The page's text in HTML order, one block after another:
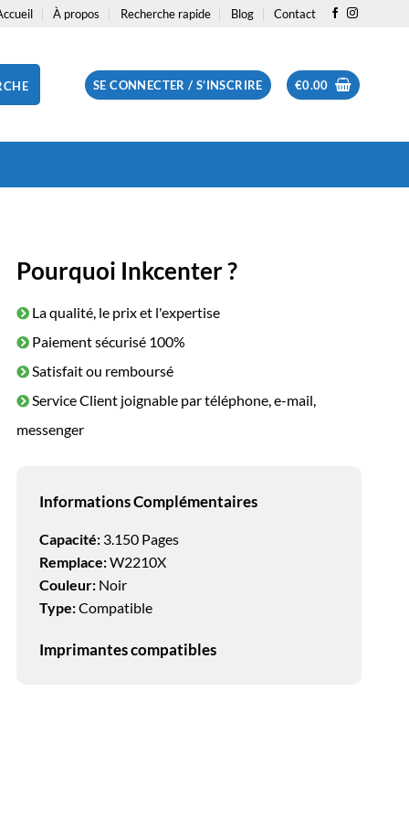
À propos Recherche rapide Blog Contact
SE CONNECTER / S’INSCRIRE €0.00
Pourquoi Inkcenter ?
La qualité, le prix et l'expertise
Paiement sécurisé 100%
Satisfait ou remboursé
Service Client joignable par téléphone, e-mail,
messenger
Informations Complémentaires
Capacité:3.150 Pages
Remplace:W2210X
Couleur: Noir
Type:Compatible
Imprimantes compatibles